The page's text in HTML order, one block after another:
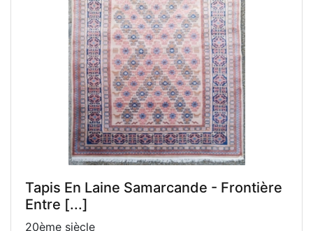
Tapis En Laine Samarcande - Frontière
Entre [...]
20ème siècle